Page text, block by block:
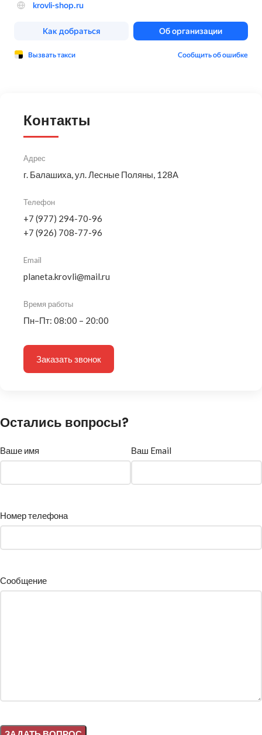
Контакты
Адрес
г. Балашиха, ул. Лесные Поляны, 128А
Телефон
+7 (977) 294-70-96
+7 (926) 708-77-96
Email
planeta.krovli@mail.ru
Время работы
Пн–Пт: 08:00 – 20:00
Заказать звонок
Остались вопросы?
Ваше имя Ваш Email
Номер телефона
Сообщение